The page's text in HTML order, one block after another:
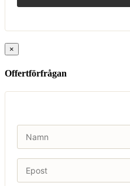
×
Offertförfrågan